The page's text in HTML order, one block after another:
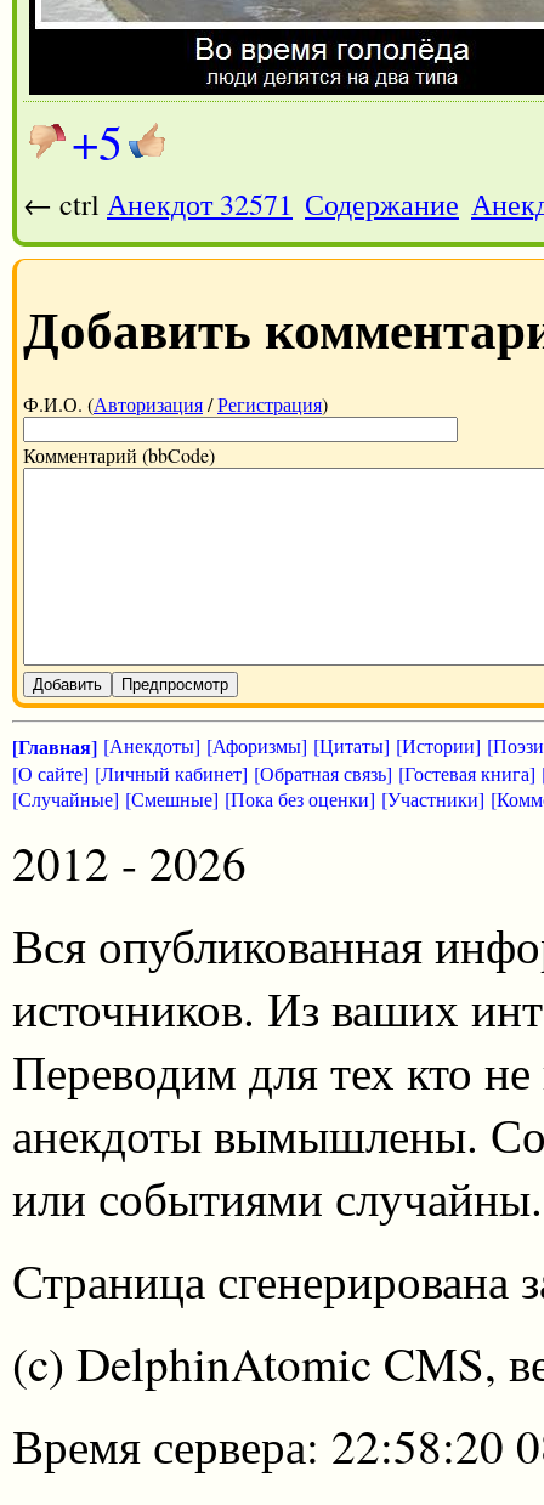
+5
← ctrl Анекдот 32571 Содержание
Добавить
Ф.И.О. (Авторизация/Регистрация)
Комментарий (bbCode)
Добавить Предпросмотр
[Главная] [Анекдоты] [Афоризмы] [Цитаты] [Истории]
[О сайте] [Личный кабинет] [Обратная связь] [Гостевая книга]
[Случайные] [Смешные] [Пока без оценки] [Участники]
2012 - 2026
Вся опубликованная
источников. Из ваших
Переводим для тех кто
анекдоты вымышлены.
или событиями случайны.
Страница сгенерирована
(c) DelphinAtomic CMS,
Время сервера: 22:58:20